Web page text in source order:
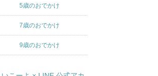
5歳のおでかけ
7歳のおでかけ
9歳のおでかけ